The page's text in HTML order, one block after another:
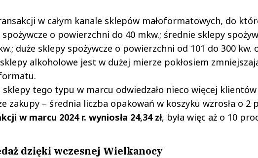
w całym kanale sklepów małoformatowych, do
spożywcze o powierzchni do 40 mkw.; średnie sklepy
duże sklepy spożywcze o powierzchni od 101 do 300 kw.
alkoholowe jest w dużej mierze pokłosiem
sklepy tego typu w marcu odwiedzało nieco więcej
zakupy – średnia liczba opakowań w koszyku wzrosła o 2
w marcu 2024 r. wyniosła 24,34 zł, była więc aż o 10
dzięki wczesnej Wielkanocy